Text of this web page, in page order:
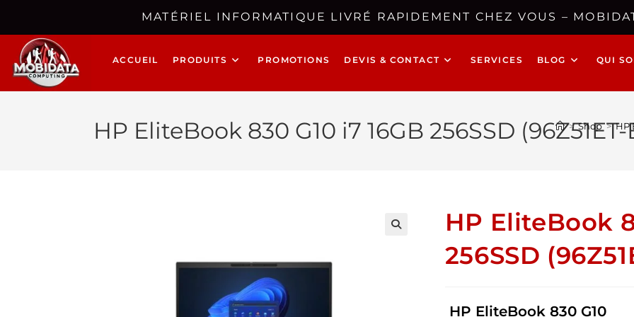
MATÉRIEL INFORMATIQUE LIVRÉ RAPIDEMENT CHEZ VOUS –
ACCUEIL PRODUITS PROMOTIONS DEVIS & CONTACT SERVICES BLOG QUI
HP EliteBook 830 G10 i7 16GB 256SSD > Shop > HP
HP EliteBook
256SSD
HP EliteBook 830 G10